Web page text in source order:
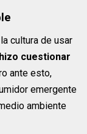
cultura de usar
cuestionar
ante esto,
emergente
ambiente